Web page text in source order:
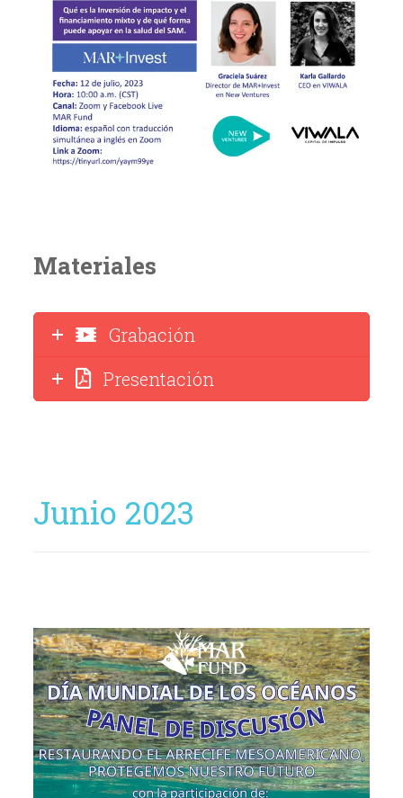
Materiales
Grabación
Presentación
Junio 2023